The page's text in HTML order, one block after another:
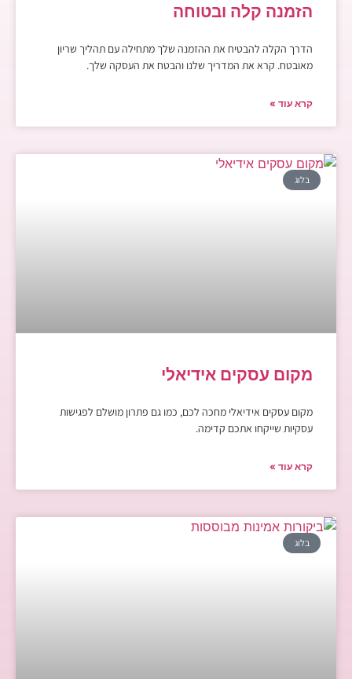
הזמנה קלה ובטוחה
הדרך הקלה להבטיח את ההזמנה שלך מתחילה עם תהליך שריון
מאובטח. קרא את המדריך שלנו והבטח את העסקה שלך.
קרא עוד »
בלוג
מקום עסקים אידיאלי
מקום עסקים אידיאלי מחכה לכם, כמו גם פתרון מושלם לפגישות
עסקיות שייקחו אתכם קדימה.
קרא עוד »
בלוג